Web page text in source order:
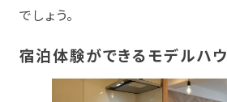
でしょう。
宿泊体験ができるモデルハ